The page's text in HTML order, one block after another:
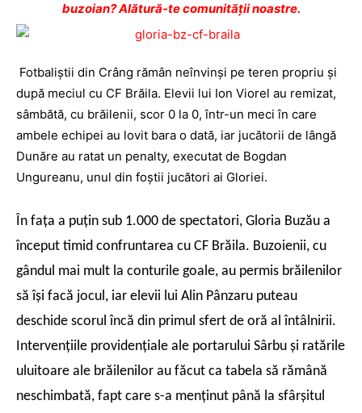
buzoian? Alătură-te comunității noastre.
Fotbaliştii din Crâng rămân neînvinşi pe teren propriu şi
după meciul cu CF Brăila. Elevii lui Ion Viorel au remizat,
sâmbătă, cu brăilenii, scor 0 la 0, într-un meci în care
ambele echipei au lovit bara o dată, iar jucătorii de lângă
Dunăre au ratat un penalty, executat de Bogdan
Ungureanu, unul din foştii jucători ai Gloriei.
În faţa a puţin sub 1.000 de spectatori, Gloria Buzău a
început timid confruntarea cu CF Brăila. Buzoienii, cu
gândul mai mult la conturile goale, au permis brăilenilor
să îşi facă jocul, iar elevii lui Alin Pânzaru puteau
deschide scorul încă din primul sfert de oră al întâlnirii.
Intervenţiile providenţiale ale portarului Sârbu şi ratările
uluitoare ale brăilenilor au făcut ca tabela să rămână
neschimbată, fapt care s-a menţinut până la sfârşitul